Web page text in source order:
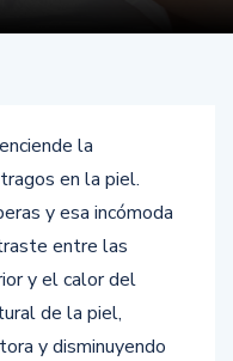
la
en la piel.
y esa incómoda
entre las
y el calor del
de la piel,
y disminuyendo